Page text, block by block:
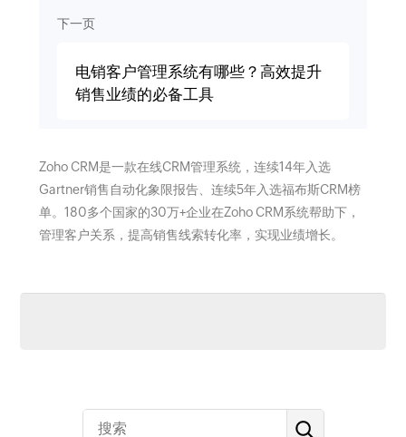
下一页
电销客户管理系统有哪些？高效提升
销售业绩的必备工具
Zoho CRM是一款在线CRM管理系统，连续14年入选
Gartner销售自动化象限报告、连续5年入选福布斯CRM榜
单。180多个国家的30万+企业在Zoho CRM系统帮助下，
管理客户关系，提高销售线索转化率，实现业绩增长。